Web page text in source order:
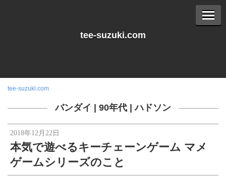
tee-suzuki.com
tee-suzuki.com
バンダイ 90年代 |ハドソン
2018年12月22日
本気で遊べるキーチェーンゲーム マメ
ゲームシリーズのこと